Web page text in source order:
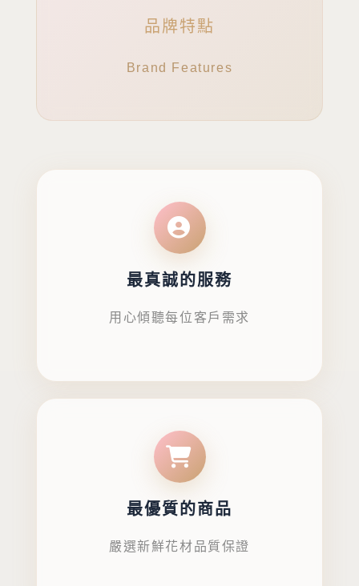
品牌特點
Brand Features
最真誠的服務
用心傾聽每位客戶需求
最優質的商品
嚴選新鮮花材品質保證